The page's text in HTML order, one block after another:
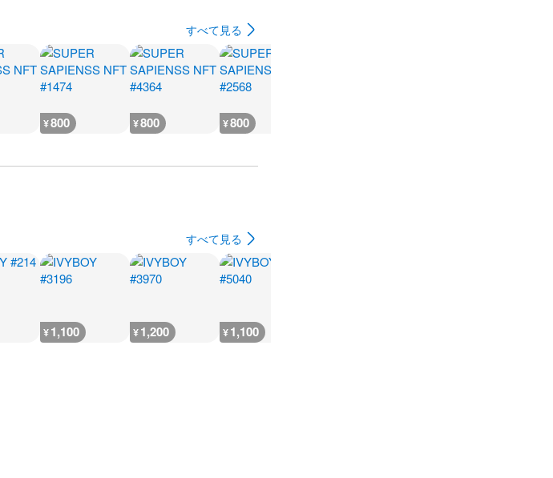
すべて見る
¥800 ¥800 ¥800
すべて見る
¥1,100 ¥1,200 ¥1,100